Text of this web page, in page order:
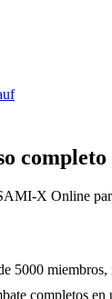
completo
X Online
5000
completos en